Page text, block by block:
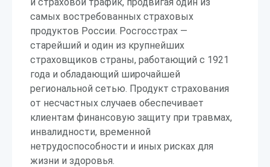
самых востребованных страховых
продуктов России. Росгосстрах —
старейший и один из крупнейших
страховщиков страны, работающий с 1921
года и обладающий широчайшей
региональной сетью. Продукт страхования
от несчастных случаев обеспечивает
клиентам финансовую защиту при травмах,
инвалидности, временной
нетрудоспособности и иных рисках для
жизни и здоровья.